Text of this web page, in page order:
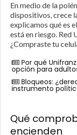
En medio de la
dispositivos, crece
explicamos qué es
está en riesgo.
¿Compraste tu
Por qué
opción para
Bloqueos:
instrumento
Qué
encienden